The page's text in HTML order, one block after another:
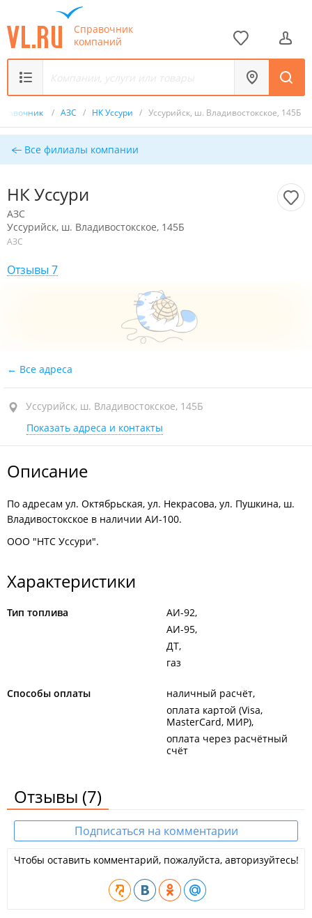
Справочник
компаний
/ АЗС / НК Уссури / Уссурийск, ш. Владивостокское, 145Б
Все филиалы компании
НК Уссури
АЗС
Уссурийск, ш. Владивостокское, 145Б
АЗС
Отзывы 7
Все адреса
Уссурийск, ш. Владивостокское, 145Б
Показать адреса и контакты
Описание
По адресам ул. Октябрьская, ул. Некрасова, ул. Пушкина, ш.
Владивостокское в наличии АИ-100.
ООО "НТС Уссури".
Характеристики
Тип топлива
АИ-92
АИ-95
ДТ
газ
Способы оплаты
наличный расчёт
оплата картой (Visa,
MasterCard, МИР)
оплата через расчётный
счёт
Отзывы (7)
Подписаться на комментарии
Чтобы оставить комментарий, пожалуйста, авторизуйтесь!